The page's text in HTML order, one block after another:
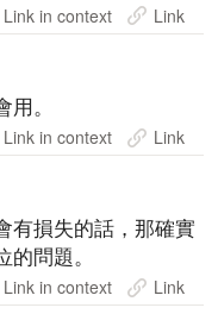
Link in context Link
。
Link in context Link
有損失的話，那確實
問題。
Link in context Link